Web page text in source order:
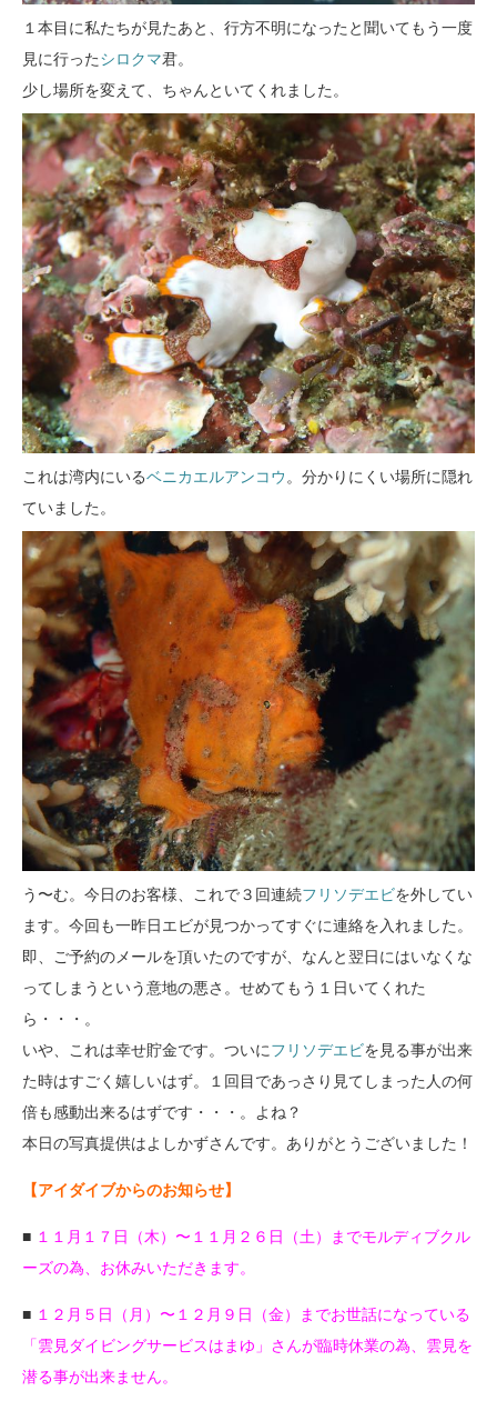
１本目に私たちが見たあと、行方不明になったと聞いてもう一度
見に行ったシロクマ君。
少し場所を変えて、ちゃんといてくれました。
これは湾内にいるベニカエルアンコウ。分かりにくい場所に隠れ
ていました。
う〜む。今日のお客様、これで３回連続フリソデエビを外してい
ます。今回も一昨日エビが見つかってすぐに連絡を入れました。
即、ご予約のメールを頂いたのですが、なんと翌日にはいなくな
ってしまうという意地の悪さ。せめてもう１日いてくれた
ら・・・。
いや、これは幸せ貯金です。ついにフリソデエビを見る事が出来
た時はすごく嬉しいはず。１回目であっさり見てしまった人の何
倍も感動出来るはずです・・・。よね？
本日の写真提供はよしかずさんです。ありがとうございました！
【アイダイブからのお知らせ】
■ １１月１７日（木）〜１１月２６日（土）までモルディブクル
ーズの為、お休みいただきます。
■ １２月５日（月）〜１２月９日（金）までお世話になっている
「雲見ダイビングサービスはまゆ」さんが臨時休業の為、雲見を
潜る事が出来ません。